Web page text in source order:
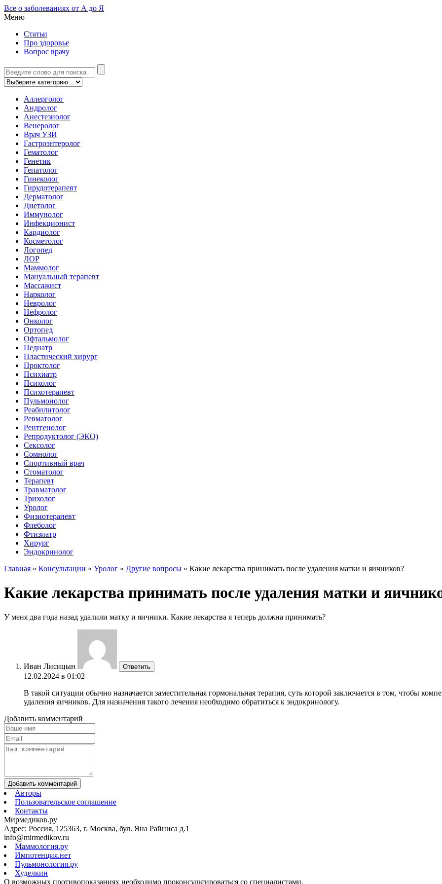
Все о заболеваниях от А до Я
Меню
Статьи
Про здоровье
Вопрос врачу
Аллерголог
Андролог
Анестезиолог
Венеролог
Врач УЗИ
Гастроэнтеролог
Гематолог
Генетик
Гепатолог
Гинеколог
Гирудотерапевт
Дерматолог
Диетолог
Иммунолог
Инфекционист
Кардиолог
Косметолог
Логопед
ЛОР
Маммолог
Мануальный терапевт
Массажист
Нарколог
Невролог
Нефролог
Онколог
Ортопед
Офтальмолог
Педиатр
Пластический хирург
Проктолог
Психиатр
Психолог
Психотерапевт
Пульмонолог
Реабилитолог
Ревматолог
Рентгенолог
Репродуктолог (ЭКО)
Сексолог
Сомнолог
Спортивный врач
Стоматолог
Терапевт
Травматолог
Трихолог
Уролог
Физиотерапевт
Флеболог
Фтизиатр
Хирург
Эндокринолог
Главная » Консультации » Уролог » Другие вопросы » Какие лекарства принимать после удаления матки и яичников?
Какие лекарства принимать после удаления матки и
У меня два года назад удалили матку и яичники. Какие лекарства я теперь должна принимать?
Иван Лисицын Ответить
12.02.2024 в 01:02
В такой ситуации обычно назначается заместительная гормональная терапия, суть которой заключается в том, чтобы
удаления яичников. Для назначения такого лечения необходимо обратиться к эндокринологу.
Добавить комментарий
Добавить комментарий
Авторы
Пользовательское соглашение
Контакты
Мирмедиков.ру
Адрес: Россия, 125363, г. Москва, бул. Яна Райниса д.1
info@mirmedikov.ru
Маммология.ру
Импотенция.нет
Пульмонология.ру
Худелкин
О возможных противопоказаниях необходимо проконсультироваться со специалистами.